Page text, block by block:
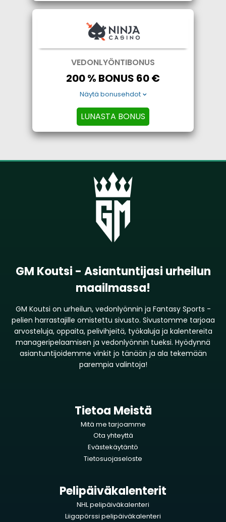
VEDONLYÖNTIBONUS
200 % BONUS 60 €
Näytä bonusehdot
LUNASTA BONUS
GM Koutsi - Asiantuntijasi urheilun
maailmassa!
GM Koutsi on urheilun, vedonlyönnin ja Fantasy Sports -
pelien harrastajille omistettu sivusto. Sivustomme tarjoaa
arvosteluja, oppaita, pelivihjeitä, työkaluja ja kalentereita
manageripelaamisen ja vedonlyönnin tueksi. Hyödynnä
asiantuntijoidemme vinkit jo tänään ja ala tekemään
parempia valintoja!
Tietoa Meistä
Mitä me tarjoamme
Ota yhteyttä
Evästekäytäntö
Tietosuojaseloste
Pelipäiväkalenterit
NHL pelipäiväkalenteri
Liigapörssi pelipäiväkalenteri